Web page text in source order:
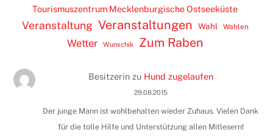
Tourismuszentrum Mecklenburgische Ostseeküste
Veranstaltung Veranstaltungen Wahl Wahlen
Wetter Wunschik Zum Raben
Besitzerinzu Hund zugelaufen
29.08.2015
Der junge Mann ist wohlbehalten wieder Zuhaus. Vielen Dank
für die tolle Hilfe und Unterstützung allen Mitlesern!